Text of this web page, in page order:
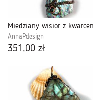
AnnaPdesign
351,00 zł